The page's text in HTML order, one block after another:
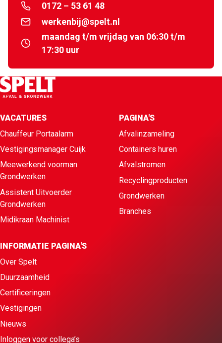
0172 – 53 61 48
werkenbij@spelt.nl
maandag t/m vrijdag van 06:30 t/m
17:30 uur
VACATURES
Chauffeur Portaalarm
Vestigingsmanager Cuijk
Meewerkend voorman
Grondwerken
Assistent Uitvoerder
Grondwerken
Midikraan Machinist
PAGINA'S
Afvalinzameling
Containers huren
Afvalstromen
Recyclingproducten
Grondwerken
Branches
INFORMATIE PAGINA'S
Over Spelt
Duurzaamheid
Certificeringen
Vestigingen
Nieuws
Inloggen voor collega’s